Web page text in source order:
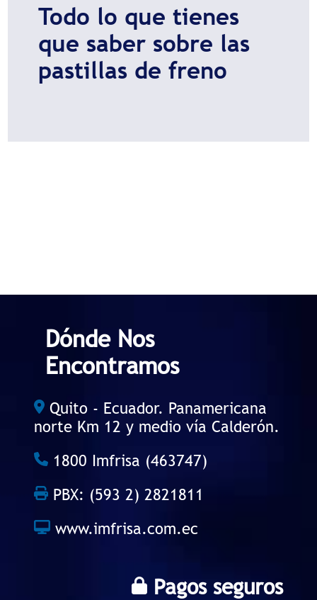
Todo lo que tienes
que saber sobre las
pastillas de freno
Dónde Nos
Encontramos
Quito - Ecuador. Panamericana
norte Km 12 y medio vía Calderón.
1800 Imfrisa (463747)
PBX: (593 2) 2821811
www.imfrisa.com.ec
Pagos seguros